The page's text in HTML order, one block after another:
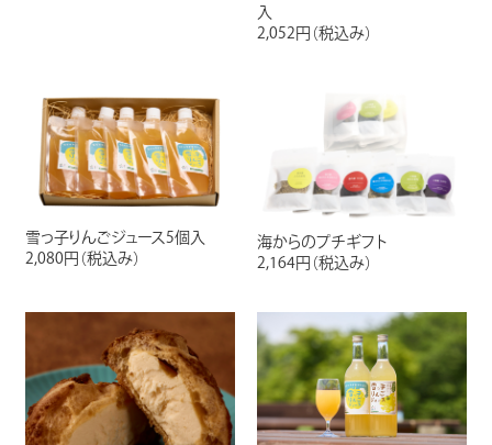
入
2,052円 （税込み）
雪っ子りんごジュース5個入
2,080円 （税込み）
海からのプチギフト
2,164円 （税込み）